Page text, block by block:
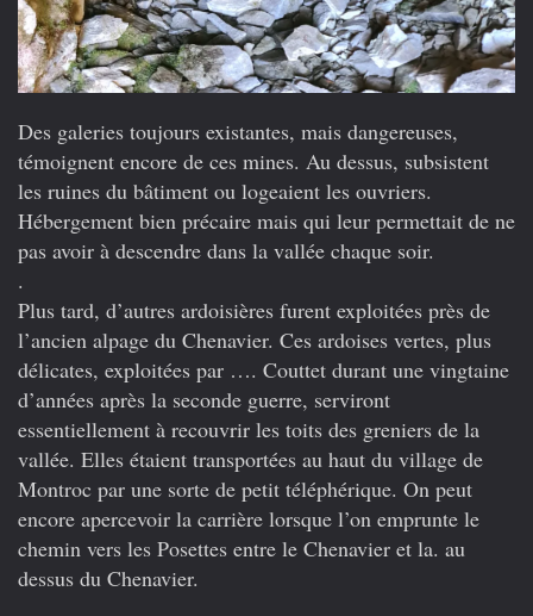
Des galeries toujours existantes, mais dangereuses,
témoignent encore de ces mines. Au dessus, subsistent
les ruines du bâtiment ou logeaient les ouvriers.
Hébergement bien précaire mais qui leur permettait de ne
pas avoir à descendre dans la vallée chaque soir.
.
Plus tard, d’autres ardoisières furent exploitées près de
l’ancien alpage du Chenavier. Ces ardoises vertes, plus
délicates, exploitées par …. Couttet durant une vingtaine
d’années après la seconde guerre, serviront
essentiellement à recouvrir les toits des greniers de la
vallée. Elles étaient transportées au haut du village de
Montroc par une sorte de petit téléphérique. On peut
encore apercevoir la carrière lorsque l’on emprunte le
chemin vers les Posettes entre le Chenavier et la. au
dessus du Chenavier.